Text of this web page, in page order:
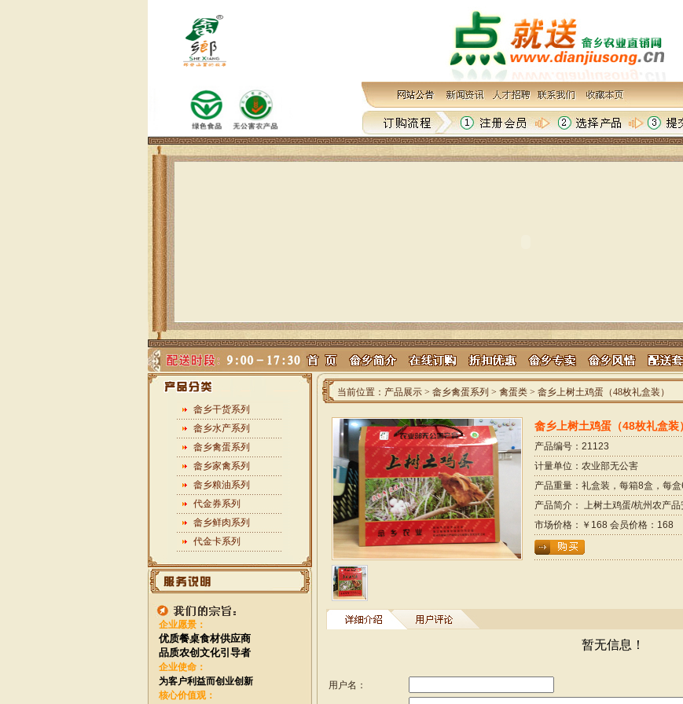
畲乡干货系列
畲乡水产系列
畲乡禽蛋系列
畲乡家禽系列
畲乡粮油系列
代金券系列
畲乡鲜肉系列
代金卡系列
企业愿景：
优质餐桌食材供应商
品质农创文化引导者
企业使命：
为客户利益而创业创新
核心价值观：
当前位置：产品展示 > 畲乡禽蛋系列 > 禽蛋类 > 畲乡上树土鸡蛋（48枚礼盒装）
畲乡上树土鸡蛋（48枚礼盒装）
产品编号：21123
计量单位：农业部无公害
产品重量：礼盒装，每箱8盒，每
产品简介： 上树土鸡蛋/杭州农产
市场价格：￥168 会员价格：168
暂无信息！
用户名：